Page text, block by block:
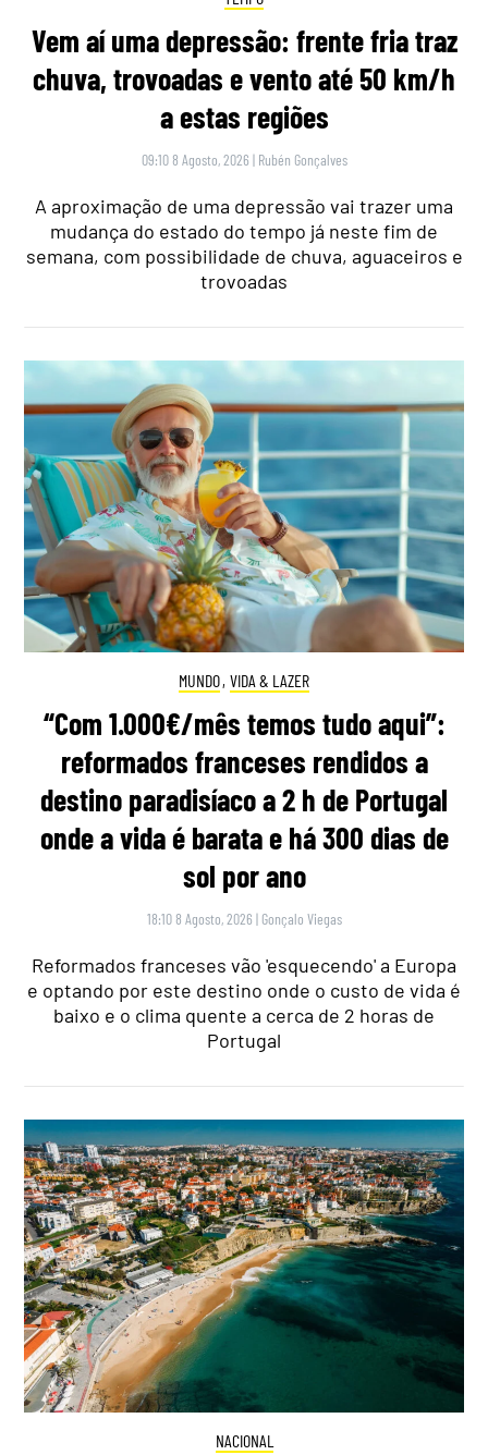
Vem aí uma depressão: frente fria traz
chuva, trovoadas e vento até 50 km/h
a estas regiões
09:10 8 Agosto, 2026 | Rubén Gonçalves
A aproximação de uma depressão vai trazer uma
mudança do estado do tempo já neste fim de
semana, com possibilidade de chuva, aguaceiros e
trovoadas
MUNDO, VIDA & LAZER
“Com 1.000€/mês temos tudo aqui”:
reformados franceses rendidos a
destino paradisíaco a 2 h de Portugal
onde a vida é barata e há 300 dias de
sol por ano
18:10 8 Agosto, 2026 | Gonçalo Viegas
Reformados franceses vão 'esquecendo' a Europa
e optando por este destino onde o custo de vida é
baixo e o clima quente a cerca de 2 horas de
Portugal
NACIONAL